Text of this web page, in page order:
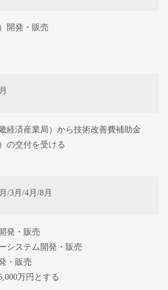
開発・販売
経済産業局）から技術改善費補助金
の交付を受ける
/3月/4月/8月
発・販売
システム開発・販売
・販売
万円とする